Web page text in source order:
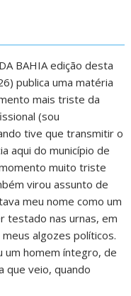
BAHIA edição desta
publica uma matéria
mais triste da
(sou
tive que transmitir o
aqui do município de
momento muito triste
virou assunto de
meu nome como um
testado nas urnas, em
algozes políticos.
um homem íntegro, de
que veio, quando